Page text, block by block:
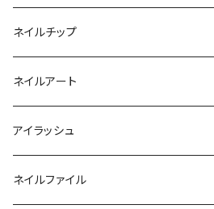
ベーシックカラージェル
マグネットジェル
その他
アセトン
エタノール
ネイルチップ
ノーマルチップ
ソフトジェルチップ
ツール
ネイルアート
パール
パウダー
アイラッシュ
まつげ
ネイルファイル